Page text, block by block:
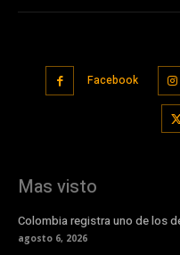
Facebook
Mas visto
Colombia registra uno de los
agosto 6, 2026